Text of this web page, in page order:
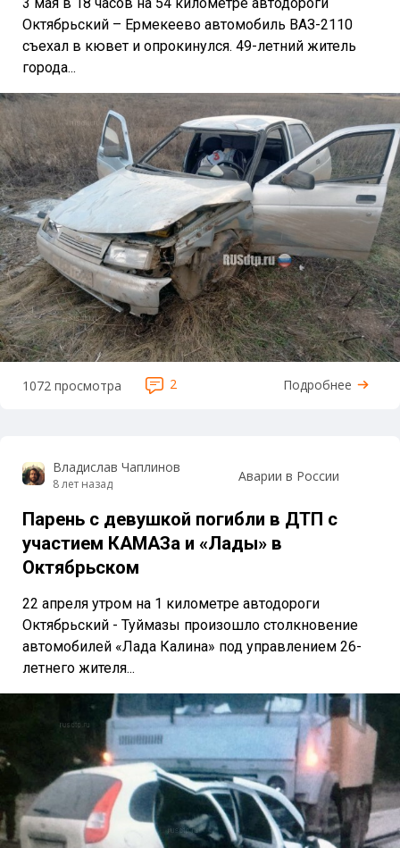
Октябрьский – Ермекеево автомобиль ВАЗ-2110
съехал в кювет и опрокинулся. 49-летний житель
города...
1072 просмотра 2 Подробнее
Владислав Чаплинов
8 лет назад Аварии в России
Парень с девушкой погибли в ДТП с
участием КАМАЗа и «Лады» в
Октябрьском
22 апреля утром на 1 километре автодороги
Октябрьский - Туймазы произошло столкновение
автомобилей «Лада Калина» под управлением 26-
летнего жителя...